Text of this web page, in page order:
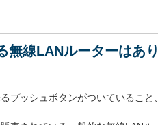
無線LANルーターはあ
プッシュボタンがついているこ